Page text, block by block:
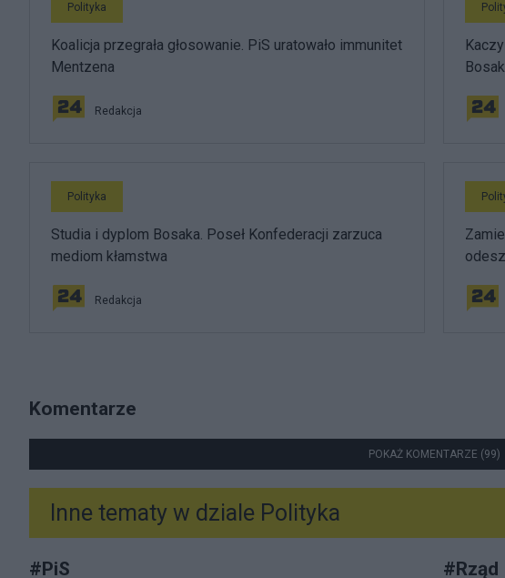
Polityka
Koalicja przegrała głosowanie. PiS uratowało immunitet
Mentzena
Redakcja
Polityka
Studia i dyplom Bosaka. Poseł Konfederacji zarzuca
mediom kłamstwa
Redakcja
Komentarze
POKAŻ KOMENTARZE (99)
Inne tematy w dziale Polityka
#PiS #Rząd